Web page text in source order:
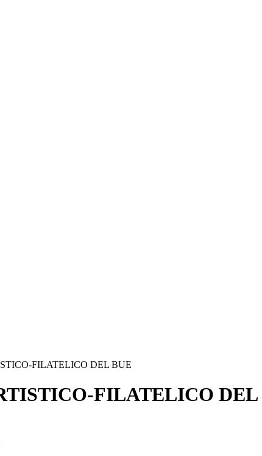
FILATELICO DEL BUE
FILATELICO DEL